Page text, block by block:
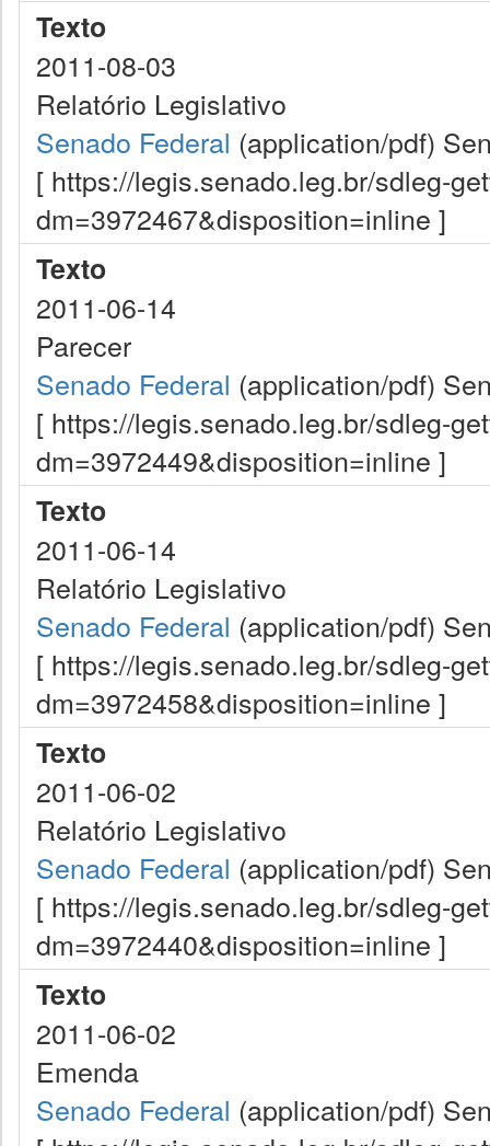
Texto
2011-08-03
Relatório Legislativo
Senado Federal (application/pdf)
[ https://legis.senado.leg.br/sdleg-
dm=3972467&disposition=inline ]
Texto
2011-06-14
Parecer
Senado Federal (application/pdf)
[ https://legis.senado.leg.br/sdleg-
dm=3972449&disposition=inline ]
Texto
2011-06-14
Relatório Legislativo
Senado Federal (application/pdf)
[ https://legis.senado.leg.br/sdleg-
dm=3972458&disposition=inline ]
Texto
2011-06-02
Relatório Legislativo
Senado Federal (application/pdf)
[ https://legis.senado.leg.br/sdleg-
dm=3972440&disposition=inline ]
Texto
2011-06-02
Emenda
Senado Federal (application/pdf)